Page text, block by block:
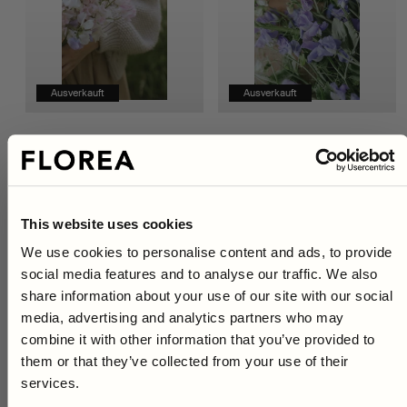
This website uses cookies
We use cookies to personalise content and ads, to provide
social media features and to analyse our traffic. We also
share information about your use of our site with our social
media, advertising and analytics partners who may
combine it with other information that you’ve provided to
them or that they’ve collected from your use of their
services.
Ausverkauft
Regulärer
€4,95
Ausverkauft
Regulärer
€4,95
10% på ditt första köp
Som prenumerant i vårt nyhetsbrev får du ta del av
unika odlingstips,exklusiva erbjudanden samt förtur
till alla våra nyheter.
Just nu får du 10% rabatt*på ditt första köp om du